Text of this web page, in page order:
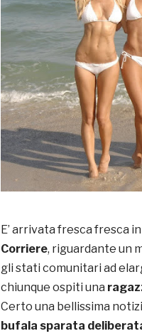
E’ arrivata fresca fresca
Corriere, riguardante un
gli stati comunitari ad
chiunque ospiti una
Certo una bellissima
bufala sparata